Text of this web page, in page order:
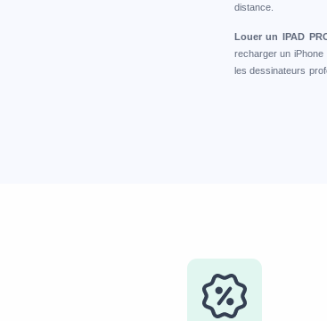
distance.
Louer un IPAD
recharger un
les dessinateurs